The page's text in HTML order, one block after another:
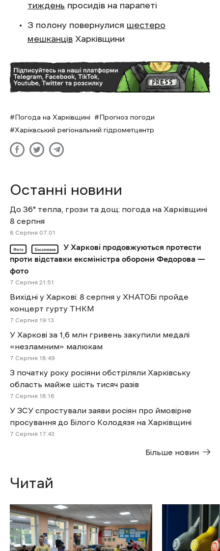
тиждень просидів на парапеті
З полону повернулися шестеро
мешканців Харківщини
Погода на Харківщині
Прогноз погоди
Харіквський регіональний гідрометцентр
Останні новини
До 36° тепла, грози та дощ: погода на Харківщині
8 серпня
8 Cерпня 07:01
Фото Ексклюзив
У Харкові продовжуються протести
проти відставки ексміністра оборони Федорова —
фото
7 Cерпня 21:51
Вихідні у Харкові: 8 серпня у ХНАТОБі пройде
концерт гурту ТНКМ
7 Cерпня 19:13
У Харкові за 1,6 млн гривень закупили медалі
«незламним» малюкам
7 Cерпня 18:49
З початку року росіяни обстріляли Харківську
область майже шість тисяч разів
7 Cерпня 18:16
У ЗСУ спростували заяви росіян про ймовірне
просування до Білого Колодязя на Харківщині
7 Cерпня 17:43
Більше новин
Читай